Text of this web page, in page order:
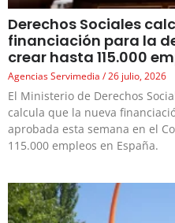
Derechos Sociales
financiación para la
crear hasta 115.000
Agencias Servimedia 26 julio, 2026
El Ministerio de Derechos
calcula que la nueva
aprobada esta semana en el
115.000 empleos en España.